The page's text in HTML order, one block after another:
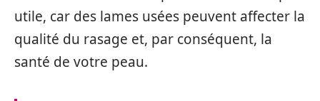
utile, car des lames usées peuvent affecter la
qualité du rasage et, par conséquent, la
santé de votre peau.